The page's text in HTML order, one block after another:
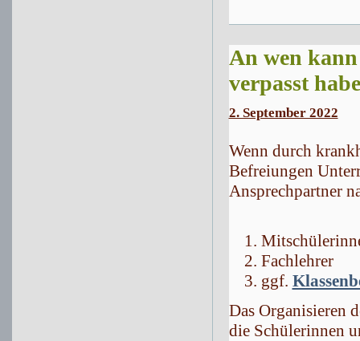
An wen
verpasst
2. September 2022
Wenn durch
Befreiungen
Ansprechpartner
Fachlehrer
ggf.
Das Organisieren
die Schülerinnen